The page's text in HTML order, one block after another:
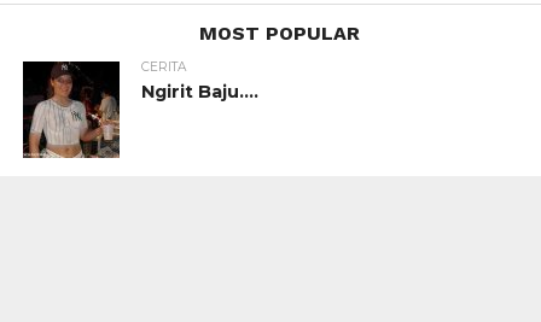
MOST POPULAR
CERITA
Ngirit Baju….